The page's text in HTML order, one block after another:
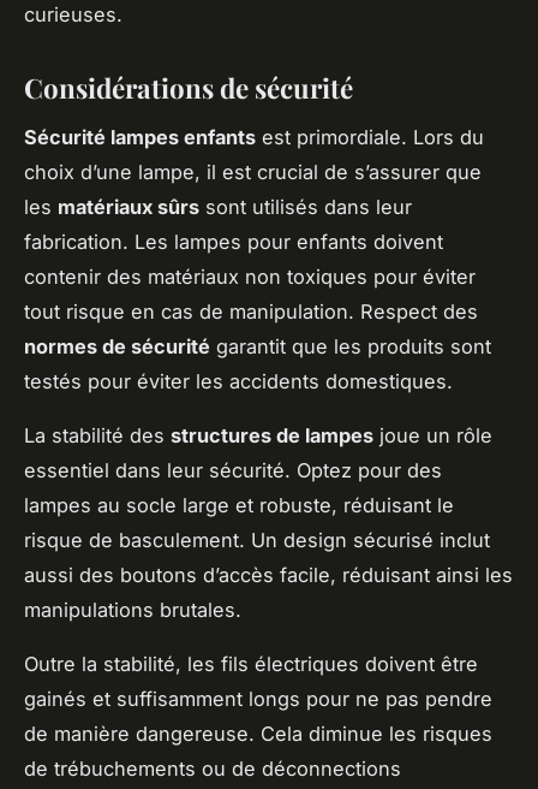
curieuses.
Considérations de sécurité
Sécurité lampes enfants est primordiale. Lors du
choix d’une lampe, il est crucial de s’assurer que
les matériaux sûrs sont utilisés dans leur
fabrication. Les lampes pour enfants doivent
contenir des matériaux non toxiques pour éviter
tout risque en cas de manipulation. Respect des
normes de sécurité garantit que les produits sont
testés pour éviter les accidents domestiques.
La stabilité des structures de lampes joue un rôle
essentiel dans leur sécurité. Optez pour des
lampes au socle large et robuste, réduisant le
risque de basculement. Un design sécurisé inclut
aussi des boutons d’accès facile, réduisant ainsi les
manipulations brutales.
Outre la stabilité, les fils électriques doivent être
gainés et suffisamment longs pour ne pas pendre
de manière dangereuse. Cela diminue les risques
de trébuchements ou de déconnections